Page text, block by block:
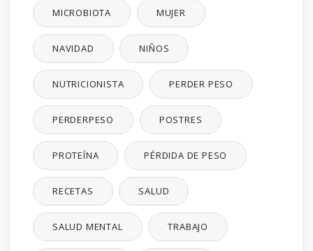
MICROBIOTA MUJER
NAVIDAD NIÑOS
NUTRICIONISTA PERDER PESO
PERDERPESO POSTRES
PROTEÍNA PÉRDIDA DE PESO
RECETAS SALUD
SALUD MENTAL TRABAJO